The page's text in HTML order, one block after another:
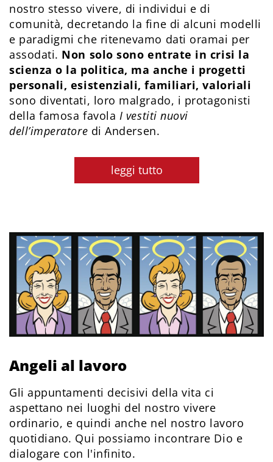
nostro stesso vivere, di individui e di
comunità, decretando la fine di alcuni modelli
e paradigmi che ritenevamo dati oramai per
assodati. Non solo sono entrate in crisi la
scienza o la politica, ma anche i progetti
personali, esistenziali, familiari, valoriali
sono diventati, loro malgrado, i protagonisti
della famosa favola I vestiti nuovi
dell’imperatore di Andersen.
leggi tutto
Angeli al lavoro
Gli appuntamenti decisivi della vita ci
aspettano nei luoghi del nostro vivere
ordinario, e quindi anche nel nostro lavoro
quotidiano. Qui possiamo incontrare Dio e
dialogare con l'infinito.